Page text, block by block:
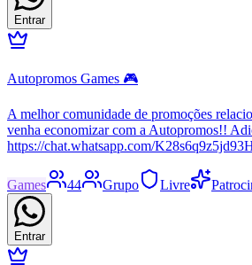
Entrar
Autopromos Games 🎮
A melhor comunidade de promoções
venha economizar com a Autopromos!!
https://chat.whatsapp.com/
Games 44 Grupo Livre
Entrar